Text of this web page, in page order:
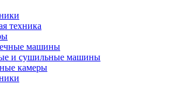
техника
машины
и сушильные машины
камеры